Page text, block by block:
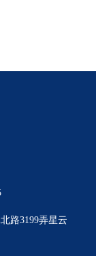
路3199弄星云